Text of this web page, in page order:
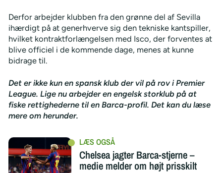
Derfor arbejder klubben fra den grønne del af Sevilla
ihærdigt på at generhverve sig den tekniske kantspiller,
hvilket kontraktforlængelsen med Isco, der forventes at
blive officiel i de kommende dage, menes at kunne
bidrage til.
Det er ikke kun en spansk klub der vil på rov i Premier
League. Lige nu arbejder en engelsk storklub på at
fiske rettighederne til en Barca-profil. Det kan du læse
mere om herunder.
Chelsea jagter Barca-stjerne –
medie melder om højt prisskilt